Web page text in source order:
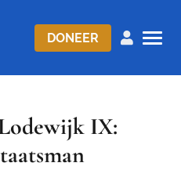
DONEER
IX: